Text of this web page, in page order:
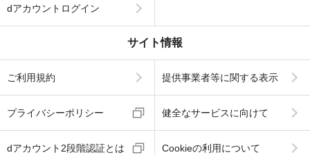
dアカウントログイン
サイト情報
ご利用規約 提供事業者等に関する表示
プライバシーポリシー 健全なサービスに向けて
dアカウント2段階認証とは Cookieの利用について